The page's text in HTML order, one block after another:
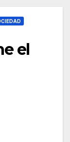
el